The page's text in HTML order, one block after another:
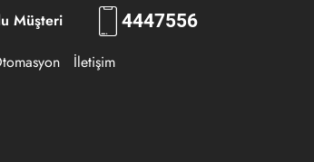
Müşteri 4447556
İletişim